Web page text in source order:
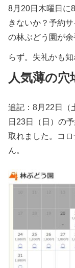
8月20日木曜日に
きないか？予約
の林ぶどう園が
らず。失礼かも
人気薄の穴
追記：8月22日（
日23日（日）の
取れました。コ
ん。